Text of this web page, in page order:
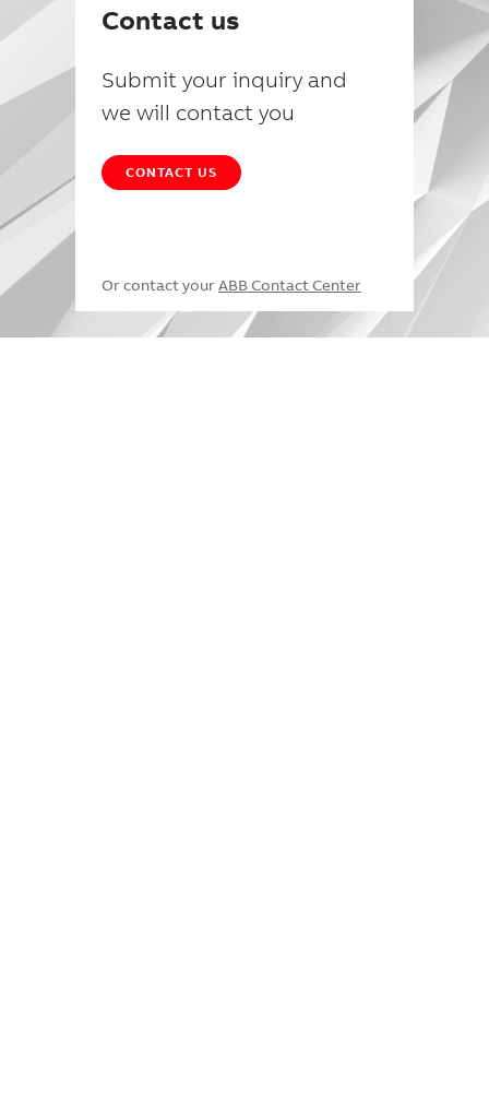
Contact us
Submit your inquiry and
we will contact you
CONTACT US
Or contact your ABB Contact Center